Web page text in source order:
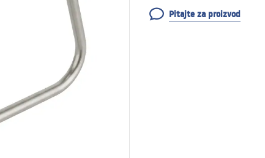
Pitajte za proizvod